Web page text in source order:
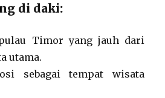
di daki:
Timor yang jauh dari
utama.
sebagai tempat wisata